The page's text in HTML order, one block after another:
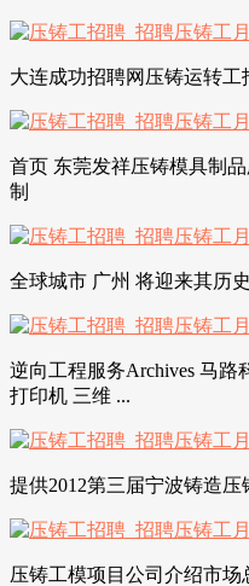
大连成功招聘网压铸运转工
首页 东莞发祥压铸模具制
制
全球城市 广州 将迎来其历
逆向工程服务Archives 马路
打印机 三维 ...
提供2012第三届宁波铸造
压铸工模项目公司介绍市